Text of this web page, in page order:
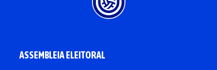
ASSEMBLEIA ELEITORAL